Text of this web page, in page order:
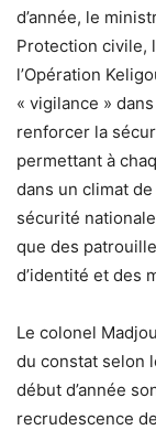
d’année, le
Protection civile,
l’Opération
« vigilance »
renforcer la
permettant à
dans un climat
sécurité
que des
d’identité et des
Le colonel
du constat selon
début d’année
recrudescence